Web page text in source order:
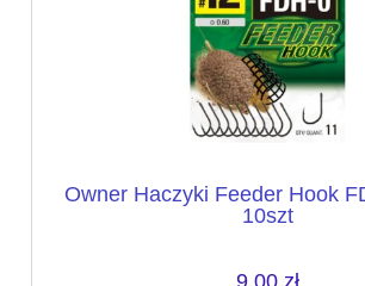
Owner Haczyki Feeder Hook
10szt
9,00 zł